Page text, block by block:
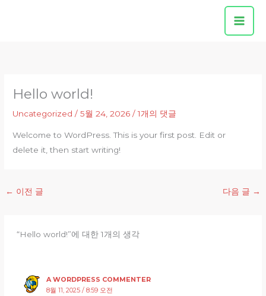
Hello world!
Uncategorized /5월 24, 2026/1개의 댓글
Welcome to WordPress. This is your first post. Edit or
delete it, then start writing!
← 이전 글 다음 글 →
“Hello world!”에 대한 1개의 생각
A WORDPRESS COMMENTER
8월 11, 2025 / 8:59 오전